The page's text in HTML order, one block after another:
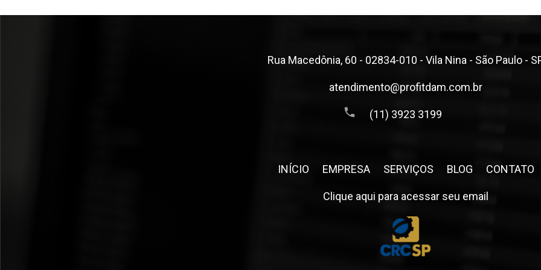
Rua Macedônia, 60 - 02834-010 - Vila Nina - São Paulo -
atendimento@profitdam.com.br
(11) 3923 3199
INÍCIO EMPRESA SERVIÇOS BLOG CONTATO
Clique aqui para acessar seu email